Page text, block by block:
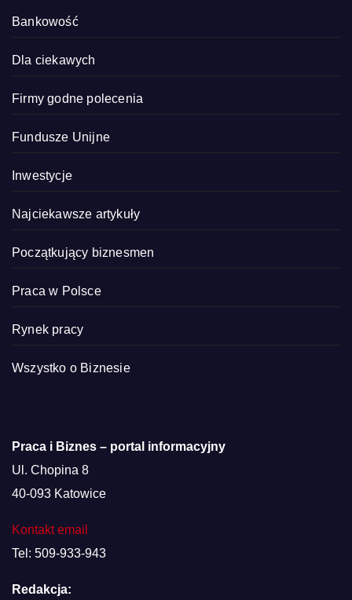
Bankowość
Dla ciekawych
Firmy godne polecenia
Fundusze Unijne
Inwestycje
Najciekawsze artykuły
Początkujący biznesmen
Praca w Polsce
Rynek pracy
Wszystko o Biznesie
Praca i Biznes – portal informacyjny
Ul. Chopina 8
40-093 Katowice
Kontakt email
Tel: 509-933-943
Redakcja: